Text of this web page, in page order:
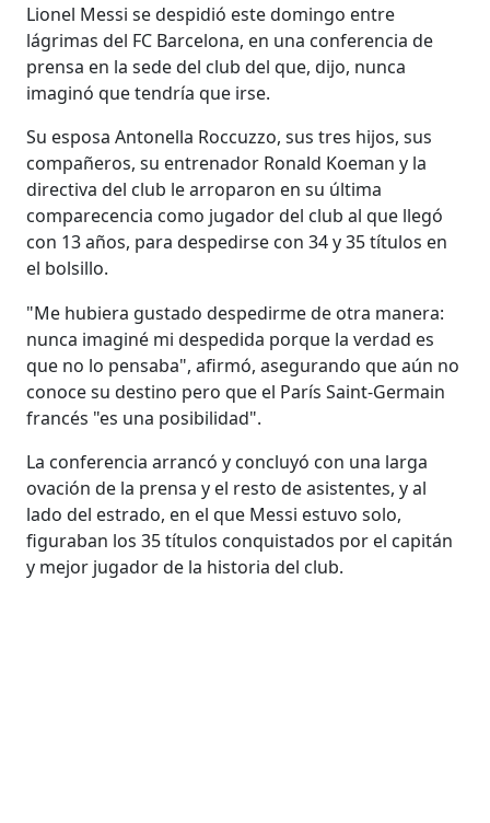
Lionel Messi se despidió este domingo entre
lágrimas del FC Barcelona, en una conferencia de
prensa en la sede del club del que, dijo, nunca
imaginó que tendría que irse.
Su esposa Antonella Roccuzzo, sus tres hijos, sus
compañeros, su entrenador Ronald Koeman y la
directiva del club le arroparon en su última
comparecencia como jugador del club al que llegó
con 13 años, para despedirse con 34 y 35 títulos en
el bolsillo.
"Me hubiera gustado despedirme de otra manera:
nunca imaginé mi despedida porque la verdad es
que no lo pensaba", afirmó, asegurando que aún no
conoce su destino pero que el París Saint-Germain
francés "es una posibilidad".
La conferencia arrancó y concluyó con una larga
ovación de la prensa y el resto de asistentes, y al
lado del estrado, en el que Messi estuvo solo,
figuraban los 35 títulos conquistados por el capitán
y mejor jugador de la historia del club.